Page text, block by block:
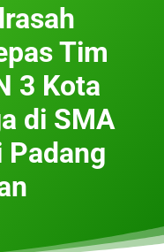
Tim
3 Kota
di SMA
Padang